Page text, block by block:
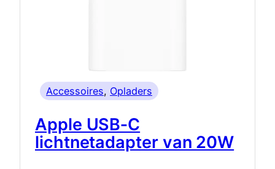
Accessoires, Opladers
Apple USB‑C
lichtnetadapter van 20W